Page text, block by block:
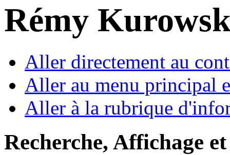
Rémy
Aller directement au
Aller au menu principal
Aller à la rubrique
Recherche, Affichage